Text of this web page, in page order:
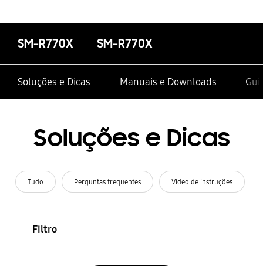
SM-R770X SM-R770X
Soluções e Dicas Manuais e Downloads
Soluções e Dicas
Tudo Perguntas frequentes Vídeo de instruções
Filtro